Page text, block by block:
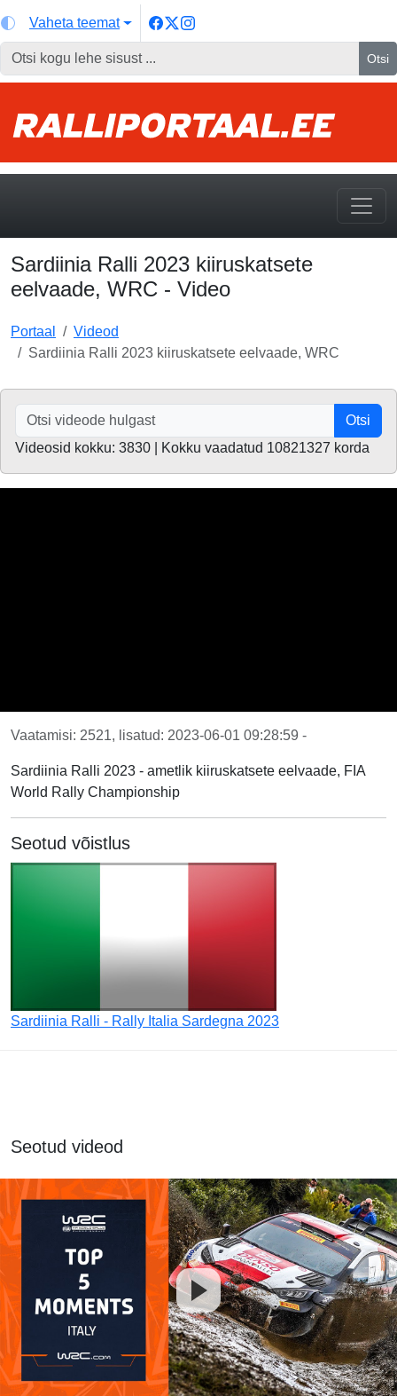
Vaheta teemat
Otsi
Sardiinia Ralli 2023 kiiruskatsete
eelvaade, WRC - Video
Portaal
Videod
Sardiinia Ralli 2023 kiiruskatsete eelvaade, WRC
Otsi
Videosid kokku: 3830 | Kokku vaadatud 10821327 korda
Vaatamisi: 2521, lisatud: 2023-06-01 09:28:59 -
Sardiinia Ralli 2023 - ametlik kiiruskatsete eelvaade, FIA
World Rally Championship
Seotud võistlus
Sardiinia Ralli - Rally Italia Sardegna 2023
Seotud videod